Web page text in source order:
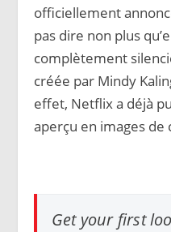
officiellement
pas dire non plus
complètement
créée par Mindy
effet, Netflix a déjà
aperçu en images de
Get your first